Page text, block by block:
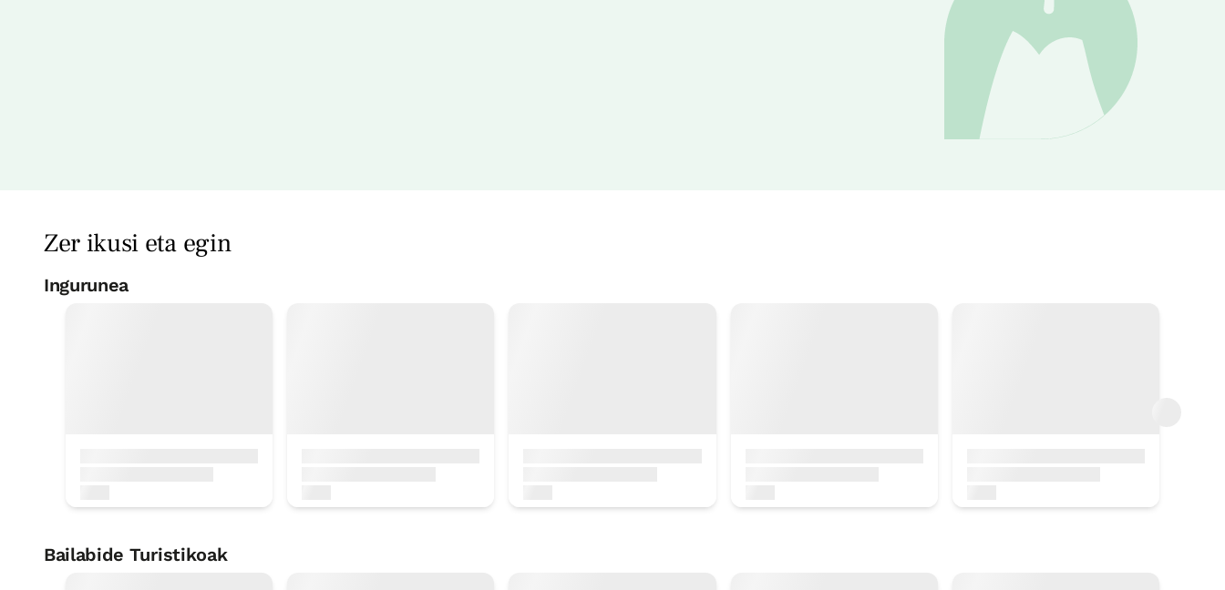
Zer ikusi eta egin
Ingurunea
12 Km
Bailabide Turistikoak